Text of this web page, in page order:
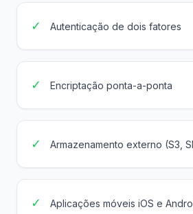
✓ Autenticação de dois fatores
✓ Encriptação ponta-a-ponta
✓ Armazenamento externo (S3,
✓ Aplicações móveis iOS e